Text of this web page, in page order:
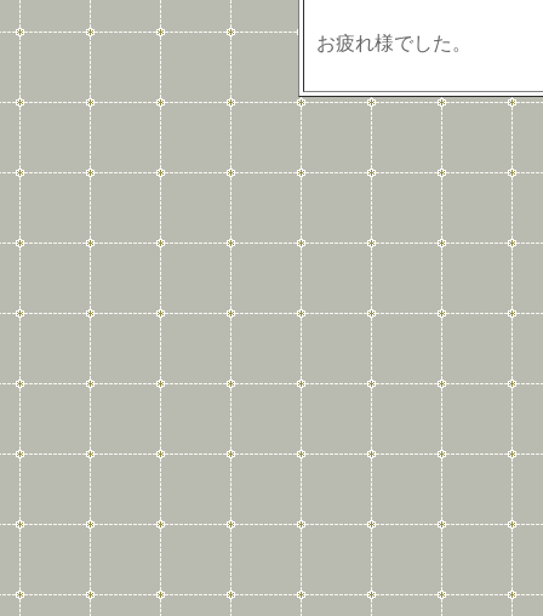
お疲れ様でした。